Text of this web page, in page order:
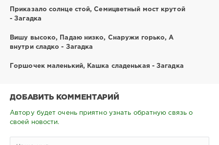
Приказало солнце стой, Семицветный мост крутой
- Загадка
Вишу высоко, Падаю низко, Снаружи горько, А
внутри сладко - Загадка
Горшочек маленький, Кашка сладенькая - Загадка
ДОБАВИТЬ КОММЕНТАРИЙ
Автору будет очень приятно узнать обратную связь о
своей новости.